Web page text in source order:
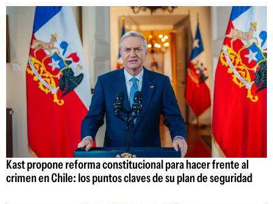
Kast propone reforma constitucional para hacer frente al
crimen en Chile: los puntos claves de su plan de seguridad